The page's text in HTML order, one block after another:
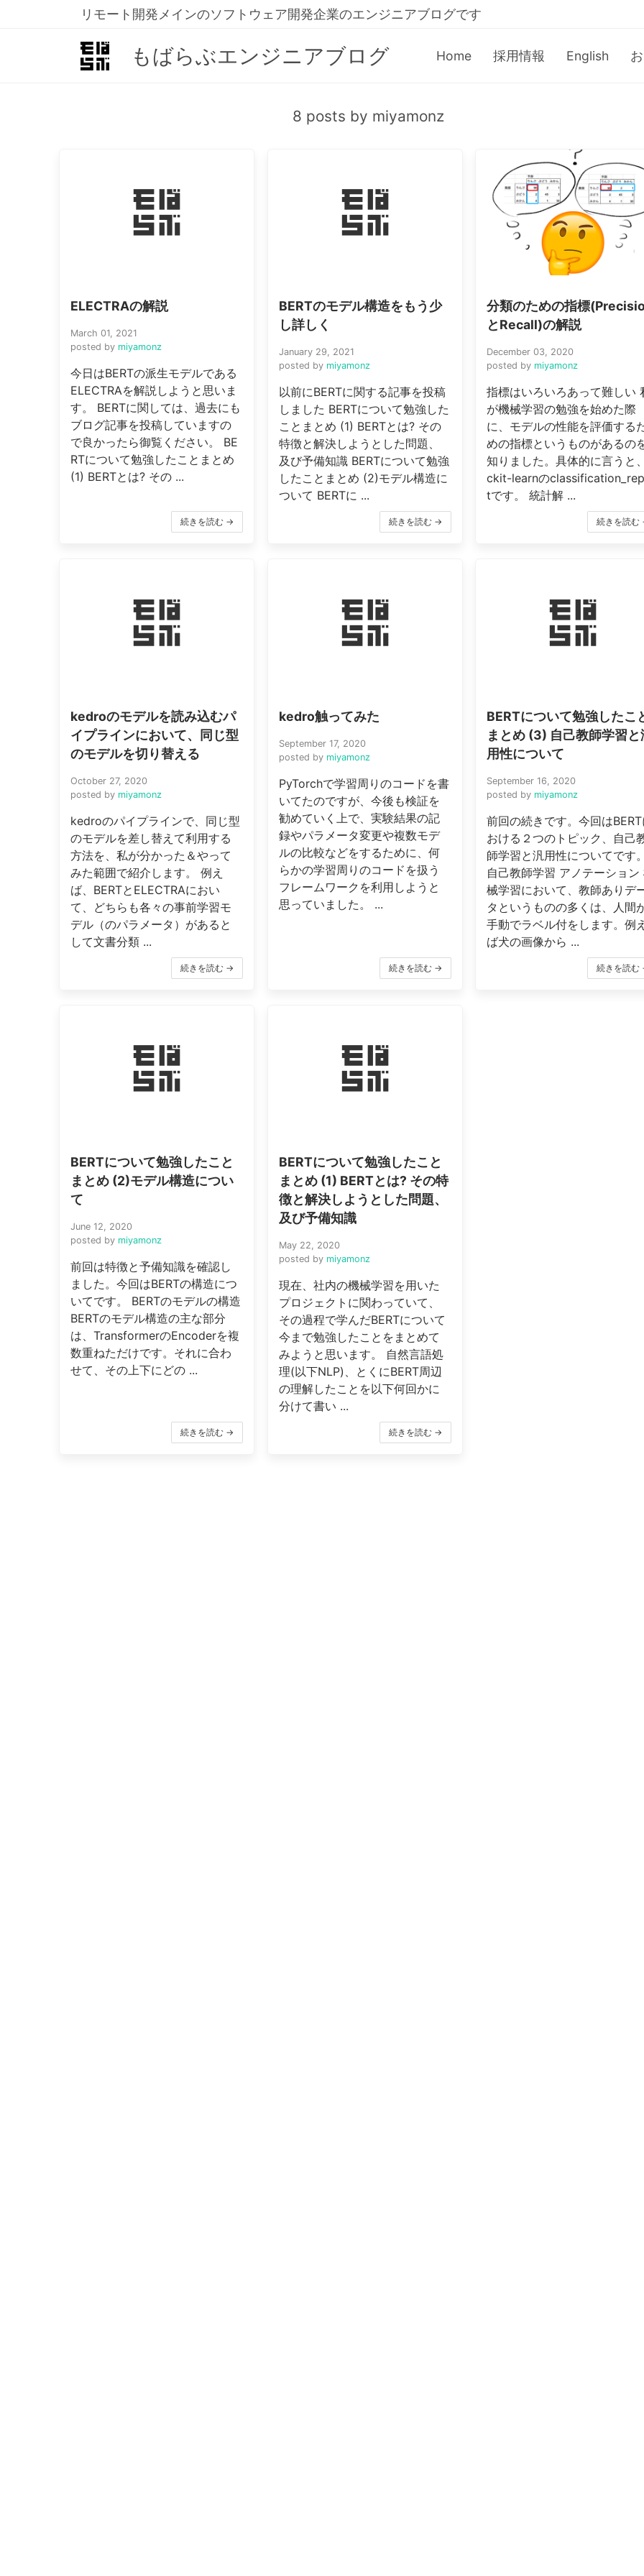
リモート開発メインのソフトウェア開発企業のエンジニアブログです
もばらぶエンジニアブログ Home 採用情報 English
8 posts by miyamonz
ELECTRAの解説
March 01, 2021
posted by miyamonz
今日はBERTの派生モデルである
ELECTRAを解説しようと思いま
す。 BERTに関しては、過去にも
ブログ記事を投稿していますの
で良かったら御覧ください。 BE
RTについて勉強したことまとめ
(1) BERTとは? その ...
続きを読む →
BERTのモデル構造をもう少
し詳しく
January 29, 2021
posted by miyamonz
以前にBERTに関する記事を投稿
しました BERTについて勉強した
ことまとめ (1) BERTとは? その
特徴と解決しようとした問題、
及び予備知識 BERTについて勉強
したことまとめ (2)モデル構造に
ついて BERTに ...
続きを読む →
分類のための指標
とRecall)の解説
December 03, 2020
posted by miyamonz
指標はいろいろあって難しい
が機械学習の勉強を始めた際
に、モデルの性能を評価する
めの指標というものがあるの
知りました。具体的に言うと
ckit-learnの
tです。 統計解 ...
続きを読む
kedroのモデルを読み込むパ
イプラインにおいて、同じ型
のモデルを切り替える
October 27, 2020
posted by miyamonz
kedroのパイプラインで、同じ型
のモデルを差し替えて利用する
方法を、私が分かった＆やって
みた範囲で紹介します。 例え
ば、BERTとELECTRAにおい
て、どちらも各々の事前学習モ
デル（のパラメータ）があると
して文書分類 ...
続きを読む →
kedro触ってみた
September 17, 2020
posted by miyamonz
PyTorchで学習周りのコードを書
いてたのですが、今後も検証を
勧めていく上で、実験結果の記
録やパラメータ変更や複数モデ
ルの比較などをするために、何
らかの学習周りのコードを扱う
フレームワークを利用しようと
思っていました。 ...
続きを読む →
BERTについて勉強したこ
まとめ (3) 自己教師学習と
用性について
September 16, 2020
posted by miyamonz
前回の続きです。今回は
おける２つのトピック、自己
師学習と汎用性についてです
自己教師学習 アノテーション
械学習において、教師ありデ
タというものの多くは、人間
手動でラベル付をします。例
ば犬の画像から ...
続きを読む
BERTについて勉強したこと
まとめ (2)モデル構造につい
て
June 12, 2020
posted by miyamonz
前回は特徴と予備知識を確認し
ました。今回はBERTの構造につ
いてです。 BERTのモデルの構造
BERTのモデル構造の主な部分
は、TransformerのEncoderを複
数重ねただけです。それに合わ
せて、その上下にどの ...
続きを読む →
BERTについて勉強したこと
まとめ (1) BERTとは? その特
徴と解決しようとした問題、
及び予備知識
May 22, 2020
posted by miyamonz
現在、社内の機械学習を用いた
プロジェクトに関わっていて、
その過程で学んだBERTについて
今まで勉強したことをまとめて
みようと思います。 自然言語処
理(以下NLP)、とくにBERT周辺
の理解したことを以下何回かに
分けて書い ...
続きを読む →